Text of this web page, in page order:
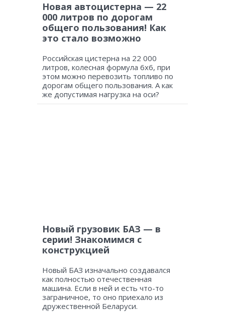
Новая автоцистерна — 22
000 литров по дорогам
общего пользования! Как
это стало возможно
Российская цистерна на 22 000
литров, колесная формула 6х6, при
этом можно перевозить топливо по
дорогам общего пользования. А как
же допустимая нагрузка на оси?
Новый грузовик БАЗ — в
серии! Знакомимся с
конструкцией
Новый БАЗ изначально создавался
как полностью отечественная
машина. Если в ней и есть что-то
заграничное, то оно приехало из
дружественной Беларуси.